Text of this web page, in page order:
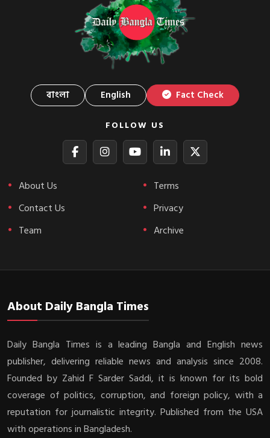
বাংলা English Fact Check
FOLLOW US
About Us
Contact Us
Team
Terms
Privacy
Archive
About Daily Bangla Times
Daily Bangla Times is a leading Bangla and English news
publisher, delivering reliable news and analysis since 2008.
Founded by Zahid F Sarder Saddi, it is known for its bold
coverage of politics, corruption, and foreign policy, with a
reputation for journalistic integrity. Published from the USA
with operations in Bangladesh.